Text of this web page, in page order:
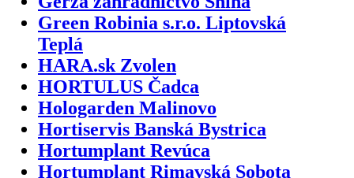
Green Robinia s.r.o. Liptovská
Teplá
HARA.sk Zvolen
HORTULUS Čadca
Hologarden Malinovo
Hortiservis Banská Bystrica
Hortumplant Revúca
Hortumplant Rimavská Sobota